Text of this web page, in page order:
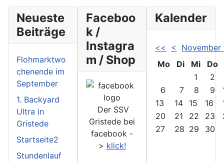
Neueste
Beiträge
Flohmarktwo
chenende im
September
1. Backyard
Ultra in
Gristede
Startseite2
Stundenlauf
Faceboo
k /
Instagra
m / Shop
Der SSV
Gristede bei
facebook -
> klick!
Kalender
<< <
Mo
Di Mi Do
1
2
6
7 8 9
13
14 15 16
20
21 22 23
27
28 29 30